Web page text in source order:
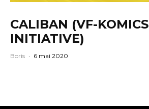
CALIBAN (VF-KOMICS
INITIATIVE)
Boris · 6 mai 2020